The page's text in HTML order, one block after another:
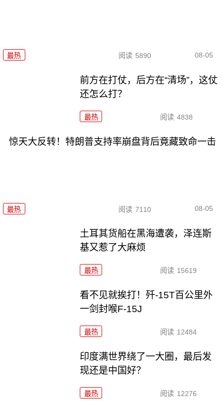
最热 阅读 5890 08-05
前方在打仗，后方在“清场”，这仗
还怎么打？
最热 阅读 4838
惊天大反转！特朗普支持率崩盘背后竟藏致命一击
最热 阅读 7110 08-05
土耳其货船在黑海遭袭，泽连斯
基又惹了大麻烦
最热 阅读 15619
看不见就挨打！歼-15T百公里外
一剑封喉F-15J
最热 阅读 12484
印度满世界绕了一大圈，最后发
现还是中国好？
最热 阅读 12276